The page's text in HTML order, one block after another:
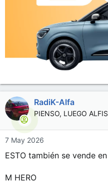
RadiK-Alfa
PIENSO, LUEGO
7 May 2026
ESTO también se vende
M HERO